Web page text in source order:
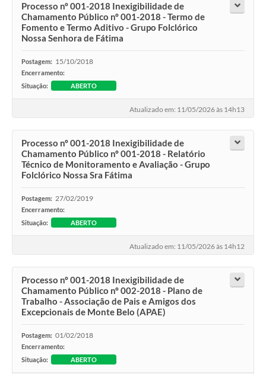
Processo nº 001-2018 Inexigibilidade de
Chamamento Público nº 001-2018 - Termo de
Fomento e Termo Aditivo - Grupo Folclórico
Nossa Senhora de Fátima
Postagem: 15/10/2018
Encerramento:
Situação:
ABERTO
Atualizado em: 11/05/2026 às 14h13
Processo nº 001-2018 Inexigibilidade de
Chamamento Público nº 001-2018 - Relatório
Técnico de Monitoramento e Avaliação - Grupo
Folclórico Nossa Sra Fátima
Postagem: 27/02/2019
Encerramento:
Situação:
ABERTO
Atualizado em: 11/05/2026 às 14h12
Processo nº 001-2018 Inexigibilidade de
Chamamento Público nº 002-2018 - Plano de
Trabalho - Associação de Pais e Amigos dos
Excepcionais de Monte Belo (APAE)
Postagem: 01/02/2018
Encerramento:
Situação:
ABERTO